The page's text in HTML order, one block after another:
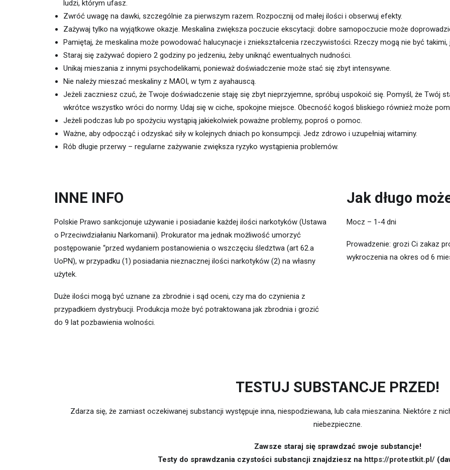
ludzi, którym ufasz.
Zwróć uwagę na dawki, szczególnie za pierwszym razem. Rozpocznij od małej ilości i obserwuj efekty.
Zażywaj tylko na wyjątkowe okazje. Meskalina zwiększa poczucie ekscytacji: dobre samopoczucie może
Pamiętaj, że meskalina może powodować halucynacje i zniekształcenia rzeczywistości. Rzeczy mogą nie być takimi,
Staraj się zażywać dopiero 2 godziny po jedzeniu, żeby uniknąć ewentualnych nudności.
Unikaj mieszania z innymi psychodelikami, ponieważ doświadczenie może stać się zbyt intensywne.
Nie należy mieszać meskaliny z MAOI, w tym z ayahauscą.
Jeżeli zaczniesz czuć, że Twoje doświadczenie staję się zbyt nieprzyjemne, spróbuj uspokoić się. Pomyśl, że Twój
wkrótce wszystko wróci do normy. Udaj się w ciche, spokojne miejsce. Obecność kogoś bliskiego również może
Jeżeli podczas lub po spożyciu wystąpią jakiekolwiek poważne problemy, poproś o pomoc.
Ważne, aby odpocząć i odzyskać siły w kolejnych dniach po konsumpcji. Jedz zdrowo i uzupełniaj witaminy.
Rób długie przerwy – regularne zażywanie zwiększa ryzyko wystąpienia problemów.
INNE INFO
Polskie Prawo sankcjonuje używanie i posiadanie każdej ilości narkotyków (Ustawa
o Przeciwdziałaniu Narkomanii). Prokurator ma jednak możliwość umorzyć
postępowanie “przed wydaniem postanowienia o wszczęciu śledztwa (art 62.a
UoPN), w przypadku (1) posiadania nieznacznej ilości narkotyków (2) na własny
użytek.
Duże ilości mogą być uznane za zbrodnie i sąd oceni, czy ma do czynienia z
przypadkiem dystrybucji. Produkcja może być potraktowana jak zbrodnia i grozić
do 9 lat pozbawienia wolności.
Jak długo
Mocz – 1-4 dni
Prowadzenie: grozi Ci zakaz
wykroczenia na okres od 6
TESTUJ SUBSTANCJE PRZED!
Zdarza się, że zamiast oczekiwanej substancji występuje inna, niespodziewana, lub cała mieszanina. Niektóre z
niebezpieczne.
Zawsze staraj się sprawdzać swoje substancje!
Testy do sprawdzania czystości substancji znajdziesz na https://protestkit.pl/